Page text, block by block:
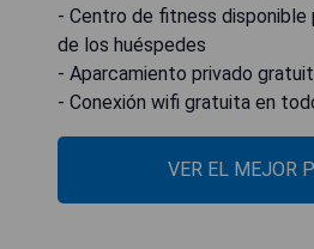
- Centro de fitness disponible
de los huéspedes
- Aparcamiento privado
- Conexión wifi gratuita en
VER EL MEJOR